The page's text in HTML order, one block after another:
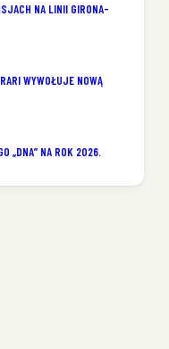
NA LINII GIRONA-
WYWOŁUJE NOWĄ
„DNA” NA ROK 2026.